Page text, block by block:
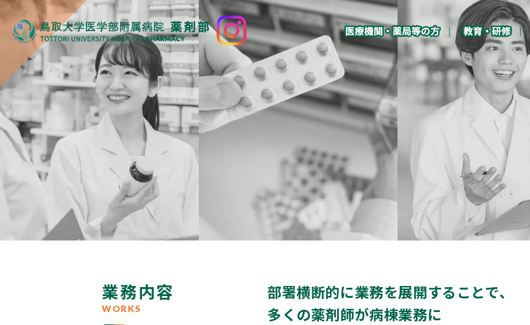
業務内容
WORKS
部署横断的に業務を展開することで、
多くの薬剤師が病棟業務に